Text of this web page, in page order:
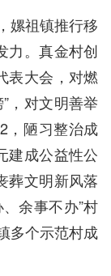
嫘祖镇推行移
力。真金村创
表大会，对燃
，对文明善举
，陋习整治成
建成公益性公
葬文明新风落
余事不办”村
多个示范村成